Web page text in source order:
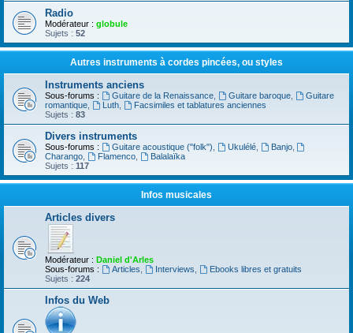
Radio
Modérateur : globule
Sujets : 52
Autres instruments à cordes pincées, ou styles
Instruments anciens
Sous-forums : Guitare de la Renaissance, Guitare baroque,
Guitare
romantique
Luth,
Facsimiles et tablatures anciennes
Sujets : 83
Divers instruments
Sous-forums : Guitare acoustique ("folk") Ukulélé, Banjo,
Charango
Flamenco,
Balalaïka
Sujets : 117
Infos musicales
Articles divers
Modérateur : Daniel d'Arles
Sous-forums :
Articles Interviews
Ebooks libres et gratuits
Sujets : 224
Infos du Web